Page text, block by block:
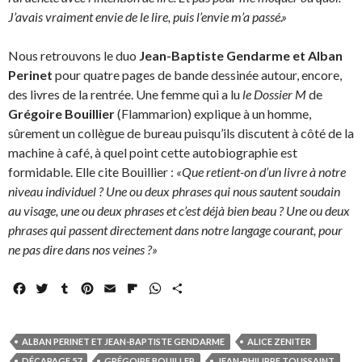
J’avais vraiment envie de le lire, puis l’envie m’a passé.»
Nous retrouvons le duo Jean-Baptiste Gendarme et Alban
Perinet pour quatre pages de bande dessinée autour, encore,
des livres de la rentrée. Une femme qui a lu le Dossier Mde
Grégoire Bouillier(Flammarion) explique à un homme,
sûrement un collègue de bureau puisqu’ils discutent à côté de la
machine à café, à quel point cette autobiographie est
formidable. Elle cite Bouillier : «Que retient-on d’un livre à notre
niveau individuel ? Une ou deux phrases qui nous sautent soudain
au visage, une ou deux phrases et c’est déjà bien beau ? Une ou deux
phrases qui passent directement dans notre langage courant, pour
ne pas dire dans nos veines ?»
e
b
t
t
T
b
l
t
e
i
l
p
b
W
t
s
t
a
ALBAN PERINET ET JEAN-BAPTISTE GENDARME
ALICE ZENITER